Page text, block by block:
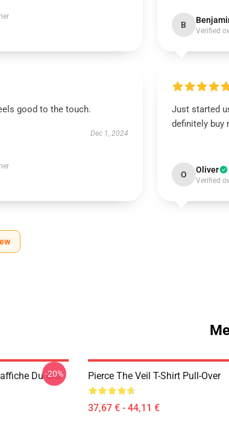
B
Verified
good to the touch.
Dec 1, 2024
Just started
definitely buy
O Oliver
Verified
Du Ciel
-20% Pierce The Veil T-Shirt Pull-Over
37,67 € - 44,11 €